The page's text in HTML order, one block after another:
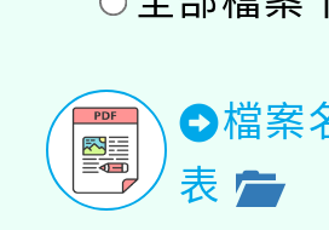
檔案
表